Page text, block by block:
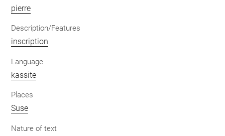
pierre
Description/Features
inscription
Language
kassite
Places
Suse
Nature of text